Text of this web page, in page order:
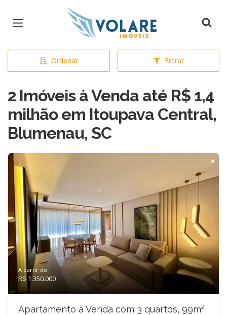
Página inicial
Ordenar Filtrar
2 Imóveis à Venda até R$ 1,4
milhão em Itoupava Central,
Blumenau, SC
A partir de:
R$ 1.350.000
Apartamento à Venda com 3 quartos, 99m²